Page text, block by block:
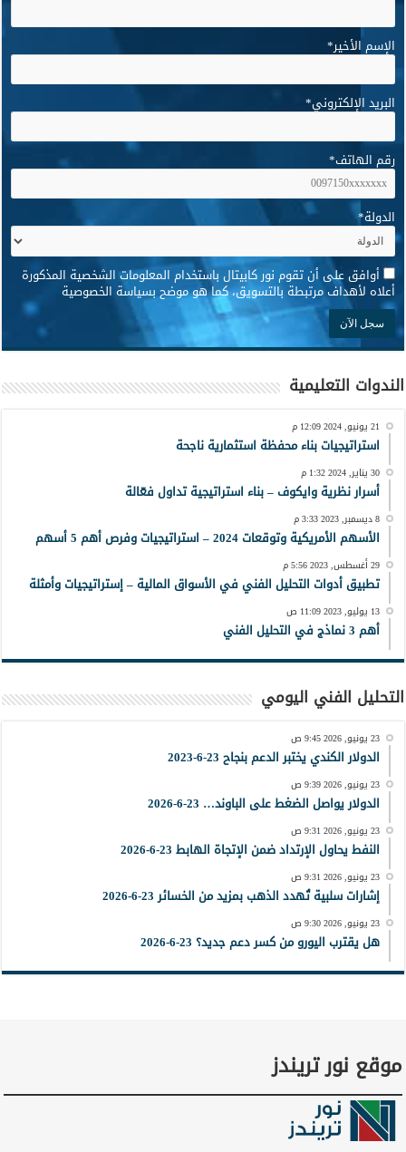
الإسم الأخير*
البريد الإلكتروني*
رقم الهاتف*
الدولة*
* أوافق على أن تقوم نور كابيتال باستخدام المعلومات الشخصية المذكورة
أعلاه لأهداف مرتبطة بالتسويق، كما هو موضح بسياسة الخصوصية
الندوات التعليمية
21 يونيو, 2024 12:09 م
استراتيجيات بناء محفظة استثمارية ناجحة
30 يناير, 2024 1:32 م
أسرار نظرية وايكوف – بناء استراتيجية تداول فعّالة
8 ديسمبر, 2023 3:33 م
الأسهم الأمريكية وتوقعات 2024 – استراتيجيات وفرص أهم 5 أسهم
29 أغسطس, 2023 5:56 م
تطبيق أدوات التحليل الفني في الأسواق المالية – إستراتيجيات وأمثلة
13 يوليو, 2023 11:09 ص
أهم 3 نماذج في التحليل الفني
التحليل الفني اليومي
23 يونيو, 2026 9:45 ص
الدولار الكندي يختبر الدعم بنجاح 23-6-2023
23 يونيو, 2026 9:39 ص
الدولار يواصل الضغط على الباوند… 23-6-2026
23 يونيو, 2026 9:31 ص
النفط يحاول الإرتداد ضمن الإتجاة الهابط 23-6-2026
23 يونيو, 2026 9:31 ص
إشارات سلبية تُهدد الذهب بمزيد من الخسائر 23-6-2026
23 يونيو, 2026 9:30 ص
هل يقترب اليورو من كسر دعم جديد؟ 23-6-2026
موقع نور تريندز